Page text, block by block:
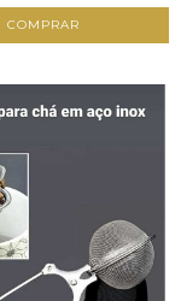
COMPRAR